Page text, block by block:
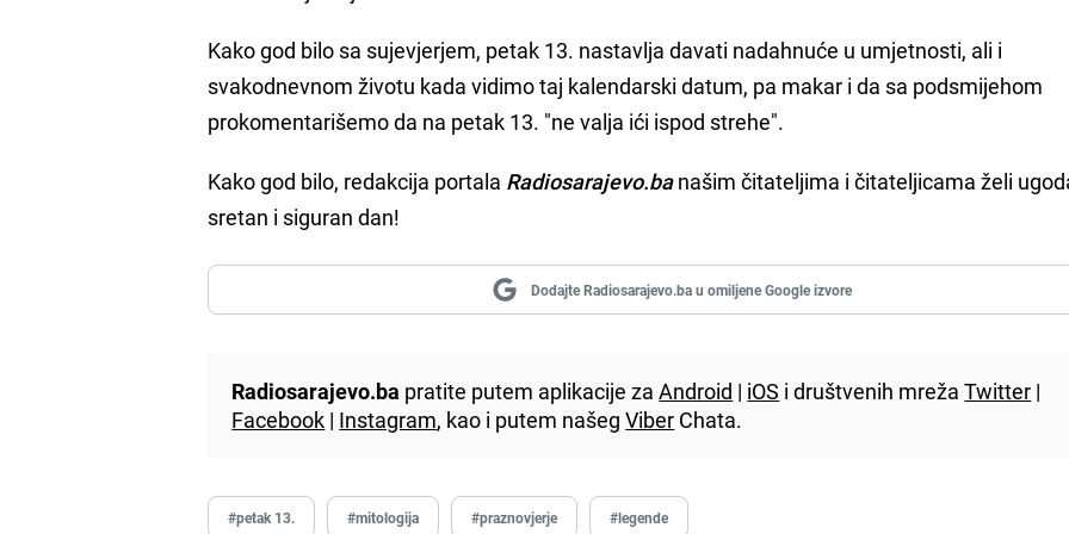
Kako god bilo sa sujevjerjem, petak 13. nastavlja davati nadahnuće u umjetnosti, ali i
svakodnevnom životu kada vidimo taj kalendarski datum, pa makar i da sa podsmijehom
prokomentarišemo da na petak 13. "ne valja ići ispod strehe".
Kako god bilo, redakcija portala Radiosarajevo.banašim čitateljima i čitateljicama želi
sretan i siguran dan!
Dodajte Radiosarajevo.ba u omiljene Google izvore
Radiosarajevo.ba pratite putem aplikacije zaAndroid | iOS i društvenih mrežaTwitter |
Facebook | Instagram, kao i putem našegViber Chata.
#petak 13. #mitologija #praznovjerje #legende